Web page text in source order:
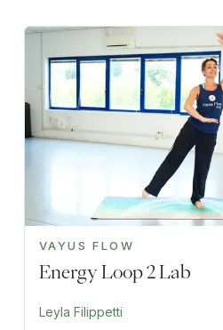
VAYUS FLOW
Energy Loop 2 Lab
Leyla Filippetti